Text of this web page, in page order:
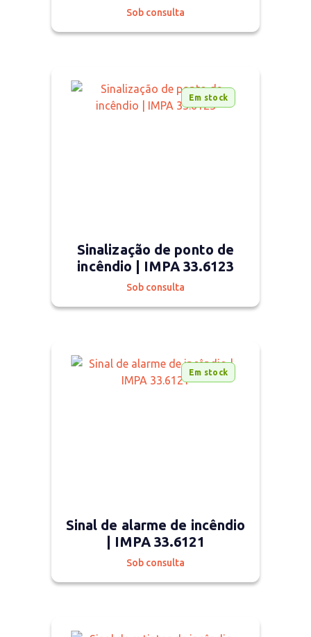
Sob consulta
Em stock
Sinalização de ponto de
incêndio | IMPA 33.6123
Sob consulta
Em stock
Sinal de alarme de incêndio
| IMPA 33.6121
Sob consulta